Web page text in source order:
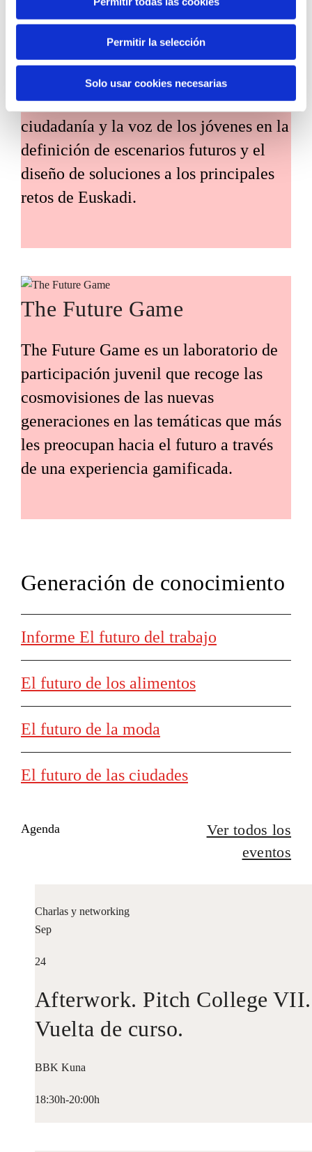
Permitir la selección
Solo usar cookies necesarias
Habitantes del futuro
Habitantes del Futuro es un espacio de
prospectiva ciudadana orientado a
introducir la participación de la
ciudadanía y la voz de los jóvenes en la
definición de escenarios futuros y el
diseño de soluciones a los principales
retos de Euskadi.
The Future Game
The Future Game es un laboratorio de
participación juvenil que recoge las
cosmovisiones de las nuevas
generaciones en las temáticas que más
les preocupan hacia el futuro a través
de una experiencia gamificada.
Generación de conocimiento
Informe El futuro del trabajo
El futuro de los alimentos
El futuro de la moda
El futuro de las ciudades
Agenda
Ver todos los
eventos
Charlas y networking
Sep
24
Afterwork. Pitch College VII.
Vuelta de curso.
BBK Kuna
18:30h-20:00h